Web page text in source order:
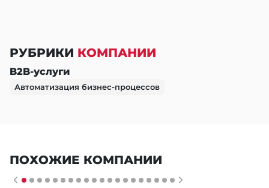
РУБРИКИ КОМПАНИИ
B2B-услуги
Автоматизация бизнес-процессов
ПОХОЖИЕ КОМПАНИИ